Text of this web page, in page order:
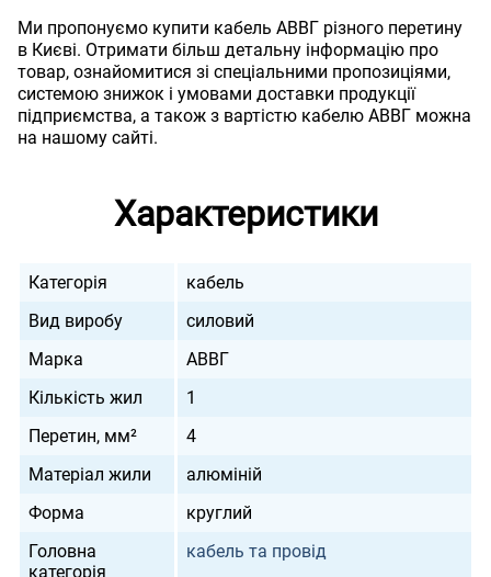
Ми пропонуємо купити кабель АВВГ різного перетину
в Києві. Отримати більш детальну інформацію про
товар, ознайомитися зі спеціальними пропозиціями,
системою знижок і умовами доставки продукції
підприємства, а також з вартістю кабелю АВВГ можна
на нашому сайті.
Характеристики
Категорія
кабель
Вид виробу
силовий
Марка
АВВГ
Кількість жил
1
Перетин, мм²
4
Матеріал жили
алюміній
Форма
круглий
Головна
категорія
кабель та провід